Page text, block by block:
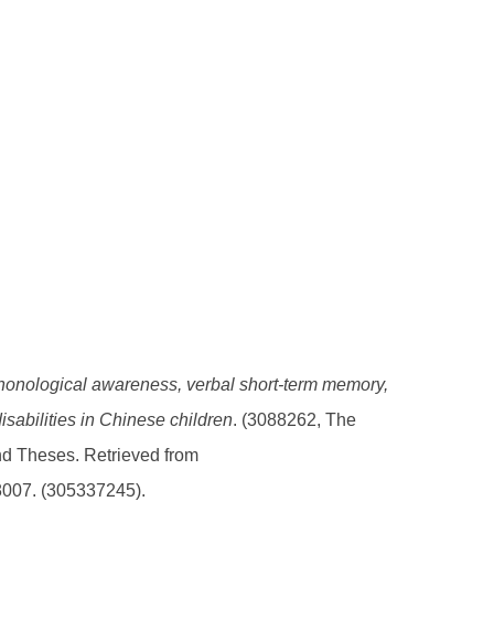
awareness, verbal short-term memory,
in Chinese children. (3088262, The
Theses. Retrieved from
(305337245).